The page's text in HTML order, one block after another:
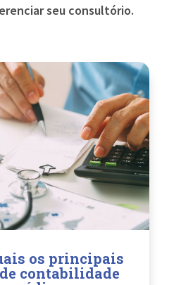
seu consultório.
os principais
contabilidade